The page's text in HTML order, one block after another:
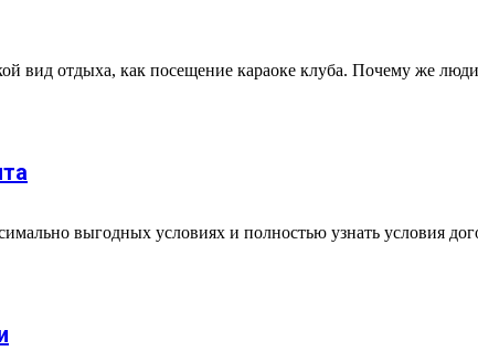
вид отдыха, как посещение караоке клуба. Почему же
выгодных условиях и полностью узнать условия